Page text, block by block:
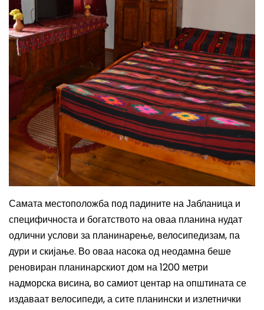
Самата местоположба под падините на Јабланица и
специфичноста и богатството на оваа планина нудат
одлични услови за планинарење, велосипедизам, па
дури и скијање. Во оваа насока од неодамна беше
реновиран планинарскиот дом на 1200 метри
надморска висина, во самиот центар на општината се
издаваат велосипеди, а сите планински и излетнички